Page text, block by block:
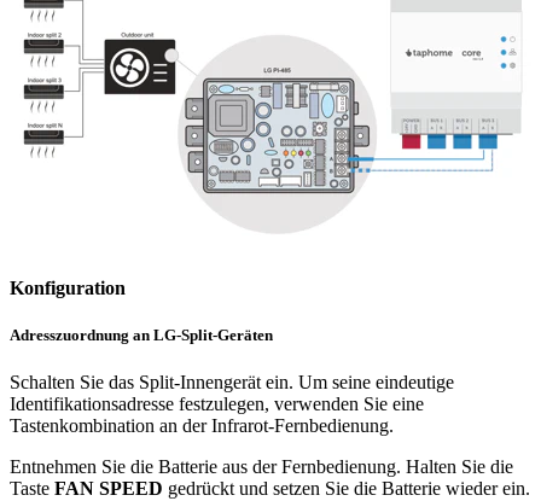
Konfiguration
Adresszuordnung an LG-Split-Geräten
Schalten Sie das Split-Innengerät ein. Um seine eindeutige
Identifikationsadresse festzulegen, verwenden Sie eine
Tastenkombination an der Infrarot-Fernbedienung.
Entnehmen Sie die Batterie aus der Fernbedienung. Halten Sie die
Taste FAN SPEED gedrückt und setzen Sie die Batterie wieder ein.